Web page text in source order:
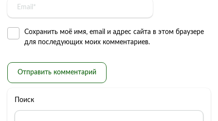
Сохранить моё имя, email и адрес сайта в этом браузере
для последующих моих комментариев.
Поиск